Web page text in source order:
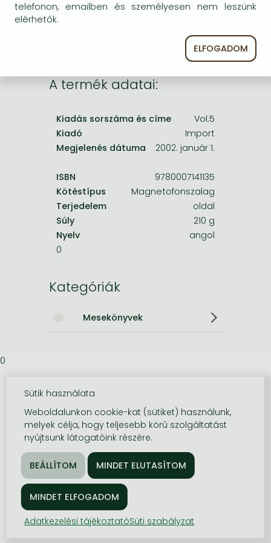
Frieren manga
Bleach manga
A termék adatai:
Kiadás sorszáma és címe
Vol.5
Kiadó
Import
Megjelenés dátuma
2002. január 1.
ISBN
9780007141135
Kötéstípus
Magnetofonszalag
Terjedelem
oldal
Súly
210 g
Nyelv
angol
0
Kategóriák
Mesekönyvek
0
telefonon, emailben és személyesen nem leszünk
elérhetők.
ELFOGADOM
Sütik használata
Weboldalunkon cookie-kat (sütiket) használunk,
melyek célja, hogy teljesebb körű szolgáltatást
nyújtsunk látogatóink részére.
Adatkezelési tájékoztatóSüti szabályzat